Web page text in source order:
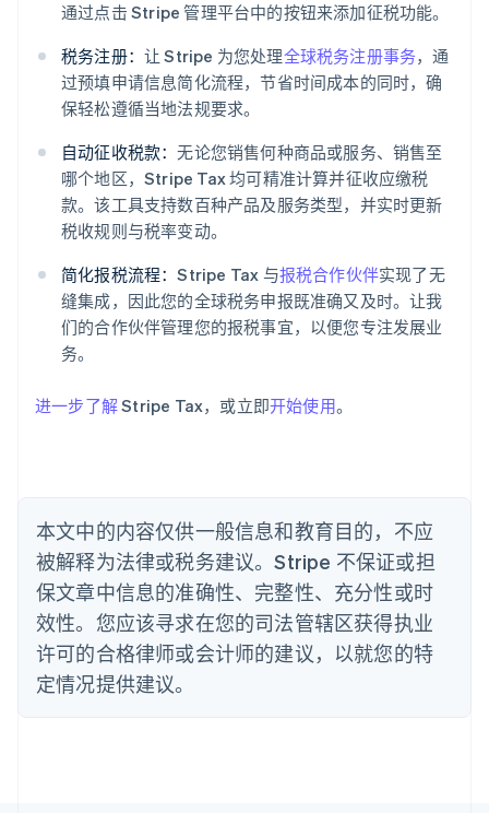
通过点击 Stripe 管理平台中的按钮来添加征税功能。
税务注册： 让 Stripe 为您处理全球税务注册事务，通
过预填申请信息简化流程，节省时间成本的同时，确
保轻松遵循当地法规要求。
自动征收税款：无论您销售何种商品或服务、销售至
哪个地区，Stripe Tax 均可精准计算并征收应缴税
款。该工具支持数百种产品及服务类型，并实时更新
税收规则与税率变动。
简化报税流程：Stripe Tax 与报税合作伙伴实现了无
缝集成，因此您的全球税务申报既准确又及时。让我
们的合作伙伴管理您的报税事宜，以便您专注发展业
务。
进一步了解Stripe Tax，或立即开始使用。
本文中的内容仅供一般信息和教育目的，不应
被解释为法律或税务建议。Stripe 不保证或担
保文章中信息的准确性、完整性、充分性或时
效性。您应该寻求在您的司法管辖区获得执业
许可的合格律师或会计师的建议，以就您的特
定情况提供建议。
阿联酋
爱尔兰
English
爱沙尼亚
English
澳大利亚
保加利亚
English
比利时
NederlandsFrançaisDeutschEnglish
波兰
English
丹麦
English
德国
DeutschEnglish
法国